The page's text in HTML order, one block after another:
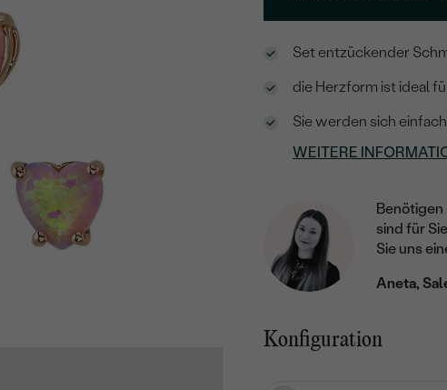
Set entzückender
die Herzform ist ideal
Sie werden sich
WEITERE
Benötigen
sind für
Sie uns
Aneta,
Konfiguration